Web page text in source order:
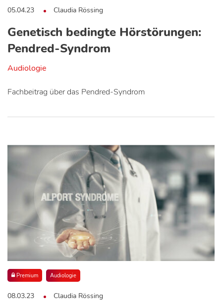
05.04.23 Claudia Rössing
Genetisch bedingte Hörstörungen:
Pendred-Syndrom
Audiologie
Fachbeitrag über das Pendred-Syndrom
Premium Audiologie
08.03.23 Claudia Rössing